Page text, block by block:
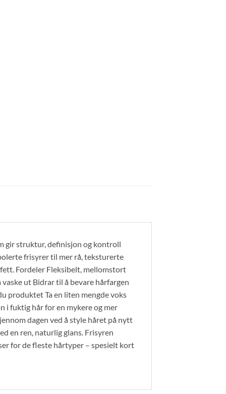
gir struktur, definisjon og kontroll
frisyrer til mer rå, teksturerte
Fordeler Fleksibelt, mellomstort
ut Bidrar til å bevare hårfargen
produktet Ta en liten mengde voks
i fuktig hår for en mykere og mer
dagen ved å style håret på nytt
en ren, naturlig glans. Frisyren
for de fleste hårtyper – spesielt kort